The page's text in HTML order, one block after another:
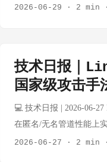
简历、同一个命令，
除随机性。 关键数据：
硬 checklist 项目评分波
因为 prompt 缺乏评判标
LLM 的非确定性不是
2026-06-29 · 2 min
技术日报｜
国家级攻击手
💻 技术日报 | 2026-06-
在匿名/无名管道性能上
系统的首次重大改进，
2026-06-27 · 2 min